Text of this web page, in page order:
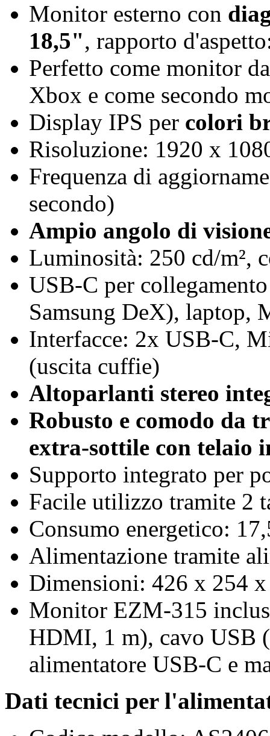
Monitor esterno con
18,5", rapporto
Perfetto come monitor
Xbox e come secondo
Display IPS per colori
Risoluzione: 1920 x
Frequenza di
secondo)
Ampio angolo di
Luminosità: 250 cd/m²,
USB-C per
Samsung DeX), laptop,
Interfacce: 2x USB-C,
(uscita cuffie)
Altoparlanti stereo
Robusto e comodo da
extra-sottile con telaio
Supporto integrato per
Facile utilizzo tramite 2
Consumo energetico:
Alimentazione tramite
Dimensioni: 426 x 254
Monitor EZM-315
HDMI, 1 m), cavo USB
alimentatore USB-C e
Dati tecnici per